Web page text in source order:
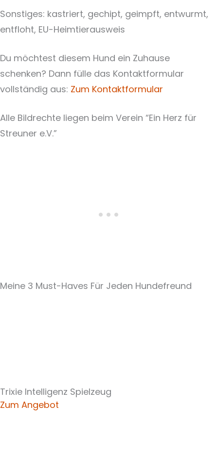
Sonstiges: kastriert, gechipt, geimpft, entwurmt,
entfloht, EU-Heimtierausweis
Du möchtest diesem Hund ein Zuhause
schenken? Dann fülle das Kontaktformular
vollständig aus: Zum Kontaktformular
Alle Bildrechte liegen beim Verein “Ein Herz für
Streuner e.V.”
Meine 3 Must-Haves Für Jeden Hundefreund​
Trixie Intelligenz Spielzeug
Zum Angebot